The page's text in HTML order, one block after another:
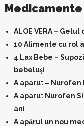
Medicamente
ALOE VERA – Gelul
10 Alimente cu rol
4 Lax Bebe –
bebeluși
A aparut – Nurofen
A aparut Nurofen
ani
A apărut un nou